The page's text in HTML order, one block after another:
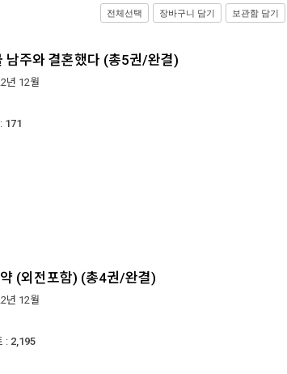
전체선택 장바구니 담기 보관함 담기
남주와 결혼했다 (총5권/완결)
년 12월
171
(외전포함) (총4권/완결)
년 12월
: 2,195